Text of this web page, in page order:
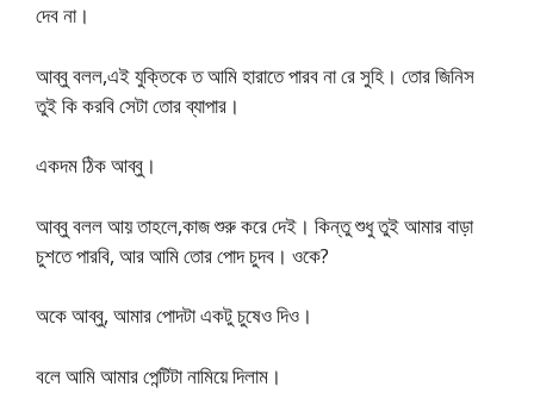
দেব না।
আব্বু বলল,এই যুক্তিকে ত আমি হারাতে পারব না রে সুহি। তোর জিনিস
তুই কি করবি সেটা তোর ব্যাপার।
একদম ঠিক আব্বু।
আব্বু বলল আয় তাহলে,কাজ শুরু করে দেই। কিন্তু শুধু তুই আমার বাড়া
চুশতে পারবি, আর আমি তোর পোদ চুদব। ওকে?
অকে আব্বু, আমার পোদটা একটু চুষেও দিও।
বলে আমি আমার পেন্টিটা নামিয়ে দিলাম।